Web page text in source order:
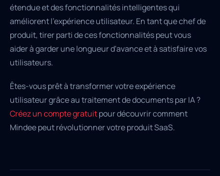
étendue et des fonctionnalités intelligentes qui
améliorent l'expérience utilisateur. En tant que chef de
produit, tirer parti de ces fonctionnalités peut vous
aider à garder une longueur d'avance et à satisfaire vos
utilisateurs.
Êtes-vous prêt à transformer votre expérience
utilisateur grâce au traitement de documents par IA ?
Créez un compte gratuitpour découvrir comment
Mindee peut révolutionner votre produit SaaS.